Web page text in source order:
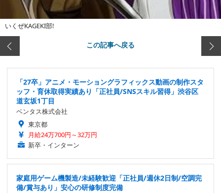
いくぜKAGEKI部!
この記事へ戻る
「27卒」アニメ・モーショングラフィックス動画の制作スタ
ッフ・育休取得実績あり「正社員/SNSスキル習得」渋谷区
道玄坂1丁目
ベンタス株式会社
東京都
月給24万700円～32万円
新卒・インターン
家庭用ゲーム機製造/未経験歓迎「正社員/週休2日制/空調完
備/賞与あり」安心の研修制度完備